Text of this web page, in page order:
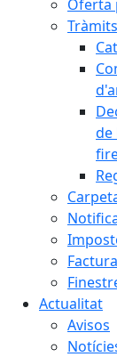
Oferta
de
Actualitat
Avisos